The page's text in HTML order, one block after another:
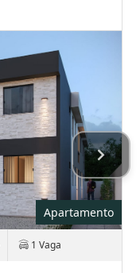
Apartamento
1 Vaga